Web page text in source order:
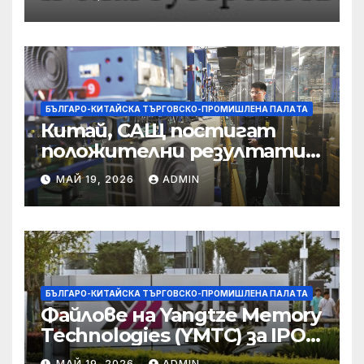
съсредоточи върху
борбата с
корпоративната
престъпност
БЪЛГАРО-КИТАЙСКА ТЪРГОВСКО-ПРОМИШЛЕНА ПАЛAТА
Китай, САЩ постигат
положителни резултати в
икономическите и
търговски консултации:
министерство
МАЙ 19, 2026 ADMIN
БЪЛГАРО-КИТАЙСКА ТЪРГОВСКО-ПРОМИШЛЕНА ПАЛAТА
Файлове на Yangtze Memory
Technologies (YMTC) за IPO
на STAR Market